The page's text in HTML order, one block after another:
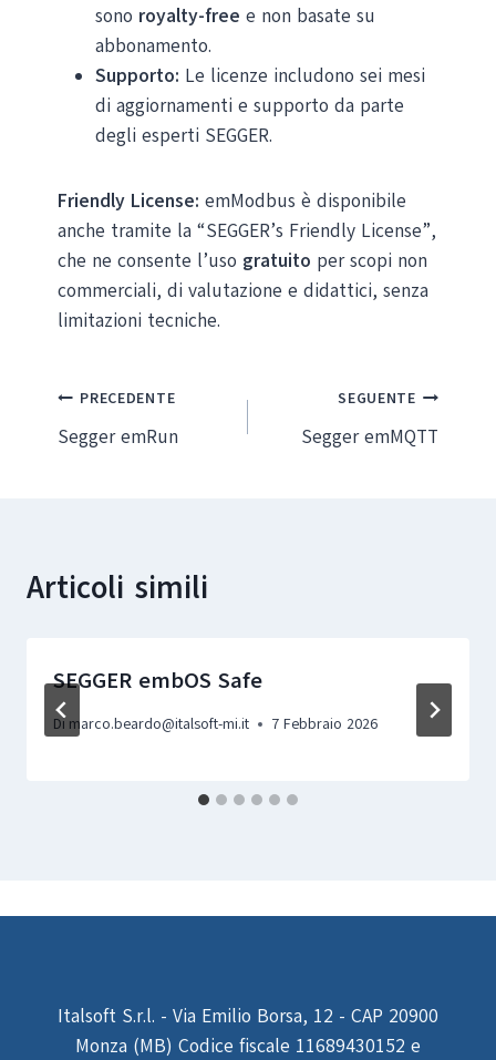
sono royalty-free e non basate su
abbonamento.
Supporto: Le licenze includono sei mesi
di aggiornamenti e supporto da parte
degli esperti SEGGER.
Friendly License: emModbus è disponibile
anche tramite la “SEGGER’s Friendly License”,
che ne consente l’uso gratuito per scopi non
commerciali, di valutazione e didattici, senza
limitazioni tecniche.
Navigazione
articoli
PRECEDENTE
Segger emRun
SEGUENTE
Segger emMQTT
Articoli simili
SEGGER embOS Safe
Di marco.beardo@italsoft-mi.it 7 Febbraio 2026
Italsoft S.r.l. - Via Emilio Borsa, 12 - CAP 20900
Monza (MB) Codice fiscale 11689430152 e